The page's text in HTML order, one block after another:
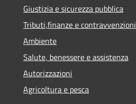
Giustizia e sicurezza pubblica
Tributi,finanze e contravvenzioni
Ambiente
Salute, benessere e assistenza
Autorizzazioni
Agricoltura e pesca